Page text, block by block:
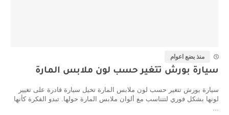
منذ بضع اعوام
سيارة بورش تتغير حسب لون ملابس المارة
سيارة بورش تتغير حسب لون ملابس المارة تخيل سيارة قادرة على تغيير
لونها بشكل فوري لتتناسب مع ألوان ملابس المارة حولها. تبدو الفكرة كأنها
...